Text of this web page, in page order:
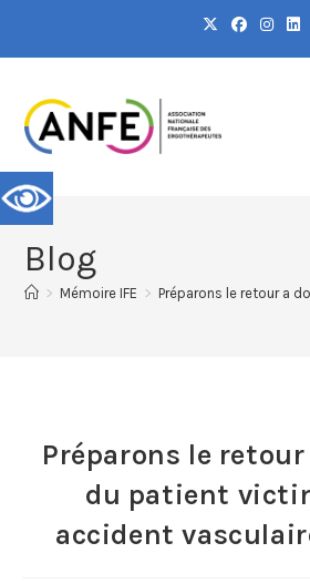
Blog
> Mémoire IFE > Préparons le retour a
Préparons le
du patient
accident